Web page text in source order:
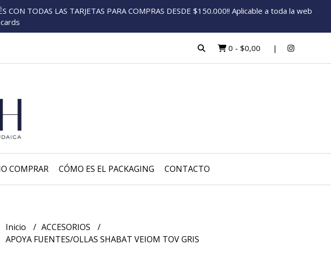
CON TODAS LAS TARJETAS PARA COMPRAS DESDE $150.000!! Aplicable a toda la web
0 - $0,00
COMPRAR CÓMO ES EL PACKAGING CONTACTO
Inicio
ACCESORIOS
APOYA FUENTES/OLLAS SHABAT VEIOM TOV GRIS